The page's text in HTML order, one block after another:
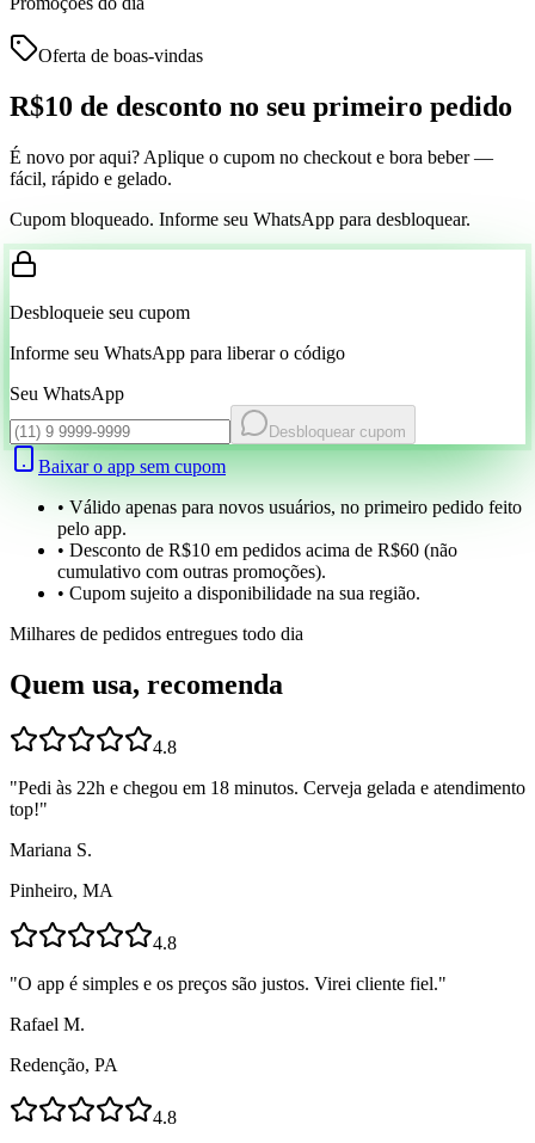
Oferta de boas-vindas
R$10 de desconto no seu primeiro pedido
É novo por aqui? Aplique o cupom no checkout e bora beber —
fácil, rápido e gelado.
Cupom bloqueado. Informe seu WhatsApp para desbloquear.
Desbloqueie seu cupom
Informe seu WhatsApp para liberar o código
Seu WhatsApp
Desbloquear cupom
Baixar o app sem cupom
• Válido apenas para novos usuários, no primeiro pedido feito
pelo app.
• Desconto de R$10 em pedidos acima de R$60 (não
cumulativo com outras promoções).
• Cupom sujeito a disponibilidade na sua região.
Milhares de pedidos entregues todo dia
Quem usa, recomenda
4.8
"Pedi às 22h e chegou em 18 minutos. Cerveja gelada e atendimento
top!"
Mariana S.
Pinheiro, MA
4.8
"O app é simples e os preços são justos. Virei cliente fiel."
Rafael M.
Redenção, PA
4.8